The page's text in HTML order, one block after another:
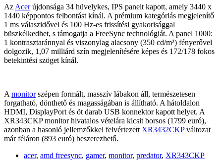
AzAcerújdonsága 34 hüvelykes, IPS panelt kapott, amely 3440 x
1440 képpontos felbontást kínál. A prémium kategóriás megjelenítő
1 ms válaszidővel és 100 Hz-es frissítési gyakorisággal
büszkélkedhet, s támogatja a FreeSync technológiát. A panel 1000:
1 kontrasztaránnyal és viszonylag alacsony (350 cd/m²) fényerővel
dolgozik, 1,07 milliárd szín megjelenítésére képes és 172/178 fokos
betekintési szöget kínál.
Amonitorszépen formált, masszív lábakon áll, természetesen
forgatható, dönthető és magasságában is állítható. A hátoldalon
HDMI, DisplayPort és öt darab USB konnektor kapott helyet. A
XR343CKP monitor hivatalos vételára kicsit borsos (1799 euró),
azonban a hasonló jellemzőkkel felvértezettXR3432CKPváltozat
már féláron (893 euró) beszerezhető.
acer, amd freesync, gamer, monitor, predator, XR343CKP